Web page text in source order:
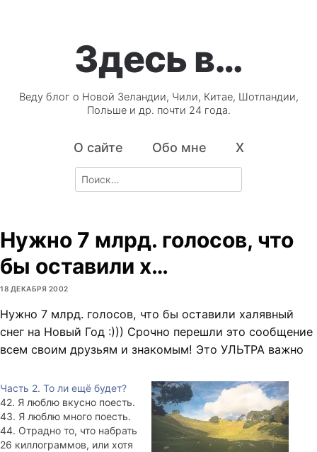
Здесь в…
Веду блог о Новой Зеландии, Чили, Китае, Шотландии,
Польше и др. почти 24 года.
О сайте Обо мне X
Search
for:
Нужно 7 млрд. голосов, что
бы оставили х…
18 ДЕКАБРЯ 2002
Нужно 7 млрд. голосов, что бы оставили халявный
снег на Новый Год :))) Срочно перешли это сообщение
всем своим друзьям и знакомым! Это УЛЬТРА важно
Часть 2. То ли ещё будет?
42. Я люблю вкусно поесть.
43. Я люблю много поесть.
44. Отрадно то, что набрать
26 киллограммов, или хотя